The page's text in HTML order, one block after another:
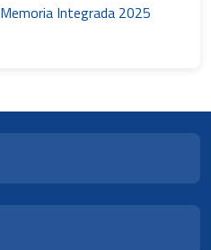
Integrada 2025